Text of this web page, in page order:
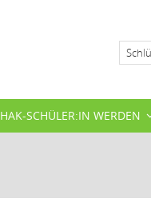
Suche
HAK-SCHÜLER:IN WERDEN